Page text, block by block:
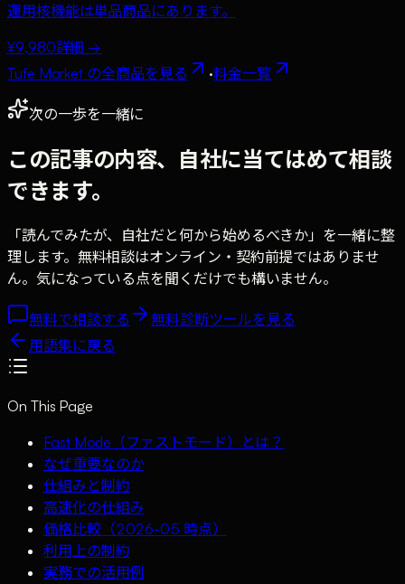
運用核機能は単品商品にあります。
¥9,980詳細 →
Tufe Market の全商品を見る
·料金一覧
次の一歩を一緒に
この記事の内容、自社に当てはめて相談
できます。
「読んでみたが、自社だと何から始めるべきか」を一緒に整
理します。無料相談はオンライン・契約前提ではありませ
ん。気になっている点を聞くだけでも構いません。
無料で相談する
無料診断ツールを見る
用語集に戻る
On This Page
Fast Mode（ファストモード）とは？
なぜ重要なのか
仕組みと制約
高速化の仕組み
価格比較（2026-05 時点）
利用上の制約
実務での活用例